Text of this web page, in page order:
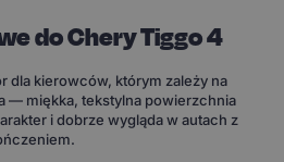
do Chery Tiggo 4
dla kierowców, którym zależy na
— miękka, tekstylna powierzchnia
i dobrze wygląda w autach z